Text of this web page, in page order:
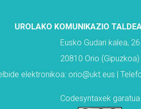
UROLAKO KOMUNIKAZIO
Eusko Gudari kalea, 26
20810 Orio (Gipuzkoa)
elektronikoa: orio@ukt.eus |
Codesyntaxek garatua